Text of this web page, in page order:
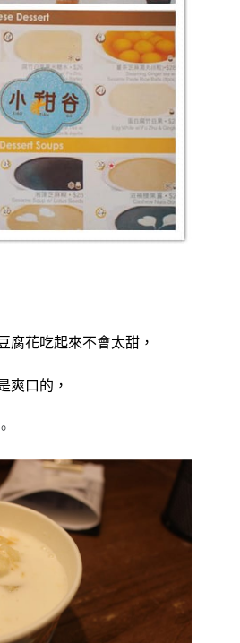
腐花吃起來不會太甜，
爽口的，